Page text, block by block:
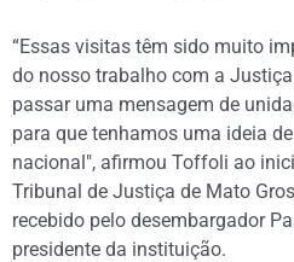
“Essas visitas têm sido muito
do nosso trabalho com a
passar uma mensagem de
para que tenhamos uma ideia
nacional", afirmou Toffoli ao
Tribunal de Justiça de Mato
recebido pelo desembargador
presidente da instituição.